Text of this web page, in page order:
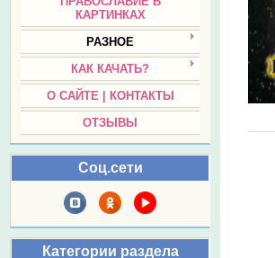
КАРТИНКАХ
РАЗНОЕ
КАК КАЧАТЬ?
О САЙТЕ | КОНТАКТЫ
ОТЗЫВЫ
Соц.сети
Категории раздела